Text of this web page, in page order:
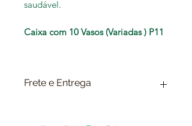
saudável.
Caixa com 10 Vasos (Variadas ) P11
Frete e Entrega
opção de ENTREGA PRÓPRIA,